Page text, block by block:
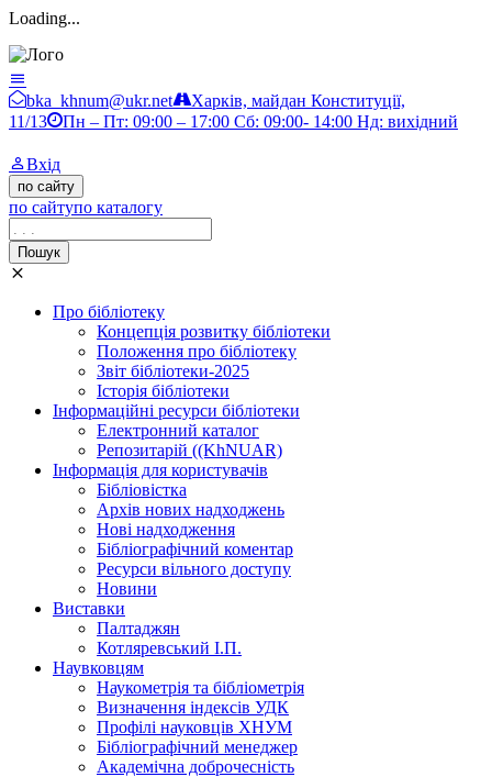
Loading...
bka_khnum@ukr.net
Харків, майдан Конституції,
11/13
Пн – Пт: 09:00 – 17:00 Сб: 09:00- 14:00 Нд: вихідний
Вхід
по сайту
по сайтупо каталогу
Пошук
Про бібліотеку
Концепція розвитку бібліотеки
Положення про бібліотеку
Звіт бібліотеки-2025
Історія бібліотеки
Інформаційні ресурси бібліотеки
Електронний каталог
Репозитарій ((KhNUAR)
Інформація для користувачів
Бібліовістка
Архів нових надходжень
Нові надходження
Бібліографічний коментар
Ресурси вільного доступу
Новини
Виставки
Палтаджян
Котляревський І.П.
Наувковцям
Наукометрія та бібліометрія
Визначення індексів УДК
Профілі науковців ХНУМ
Бібліографічний менеджер
Академічна доброчесність